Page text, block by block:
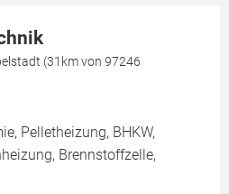
(31km von 97246
Pelletheizung, BHKW,
Brennstoffzelle,